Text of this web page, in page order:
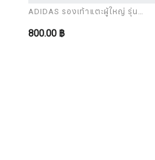
ADIDAS รองเท้าแตะผู้ใหญ่ รุ่น
800.00 ฿